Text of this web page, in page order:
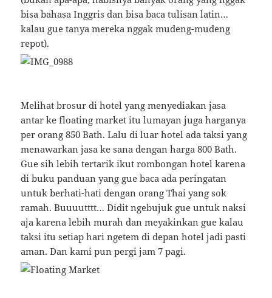
bisa bahasa Inggris dan bisa baca tulisan latin…
kalau gue tanya mereka nggak mudeng-mudeng
repot).
Melihat brosur di hotel yang menyediakan jasa
antar ke floating market itu lumayan juga harganya
per orang 850 Bath. Lalu di luar hotel ada taksi yang
menawarkan jasa ke sana dengan harga 800 Bath.
Gue sih lebih tertarik ikut rombongan hotel karena
di buku panduan yang gue baca ada peringatan
untuk berhati-hati dengan orang Thai yang sok
ramah. Buuuutttt… Didit ngebujuk gue untuk naksi
aja karena lebih murah dan meyakinkan gue kalau
taksi itu setiap hari ngetem di depan hotel jadi pasti
aman. Dan kami pun pergi jam 7 pagi.